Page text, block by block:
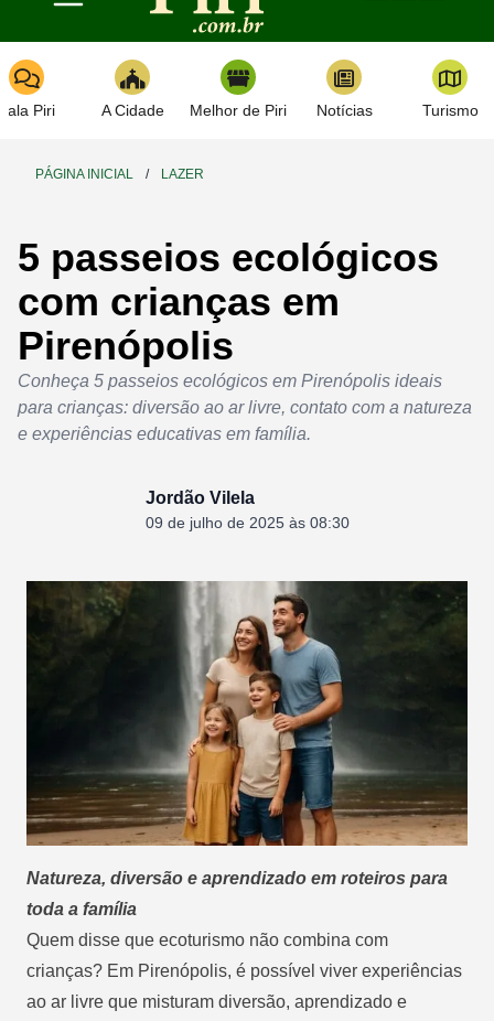
Toggle navigation
Piri A Cidade Melhor de Piri Notícias Turismo
PÁGINA INICIAL / LAZER
5 passeios ecológicos
com crianças em
Pirenópolis
Conheça 5 passeios ecológicos em Pirenópolis ideais
para crianças: diversão ao ar livre, contato com a natureza
e experiências educativas em família.
Jordão Vilela
09 de julho de 2025 às 08:30
Natureza, diversão e aprendizado em roteiros para
toda a família
Quem disse que ecoturismo não combina com
crianças? Em Pirenópolis, é possível viver experiências
ao ar livre que misturam diversão, aprendizado e